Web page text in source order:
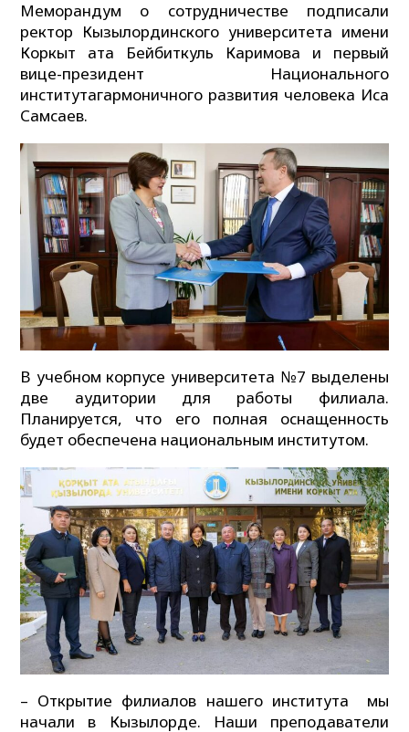
Меморандум о сотрудничестве подписали
ректор Кызылординского университета имени
Коркыт ата Бейбиткуль Каримова и первый
вице-президент Национального
институтагармоничного развития человека Иса
Самсаев.
В учебном корпусе университета №7 выделены
две аудитории для работы филиала.
Планируется, что его полная оснащенность
будет обеспечена национальным институтом.
– Открытие филиалов нашего института мы
начали в Кызылорде. Наши преподаватели